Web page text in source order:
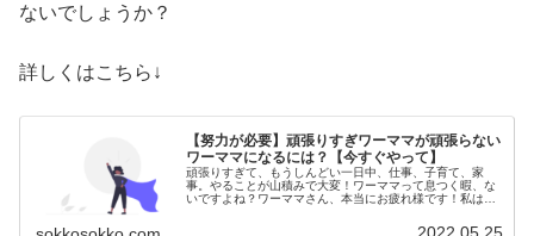
ないでしょうか？
詳しくはこちら↓
【努力が必要】頑張りすぎワーママが頑張らない
ワーママになるには？【今すぐやって】
頑張りすぎて、もうしんどい一日中、仕事、子育て、家
事。やることが山積みで大変！ワーママって息つく暇、な
いですよね？ワーママさん、本当にお疲れ様です！私はワ
2022.05.25